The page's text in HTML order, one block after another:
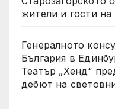
жители и гости
Генералното
България в
Театър „Хенд“
дебют на